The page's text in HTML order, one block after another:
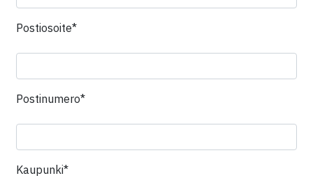
Postiosoite*Kenttä on piilotettu
Postinumero*Kenttä on piilotettu
Kaupunki*Kenttä on piilotettu